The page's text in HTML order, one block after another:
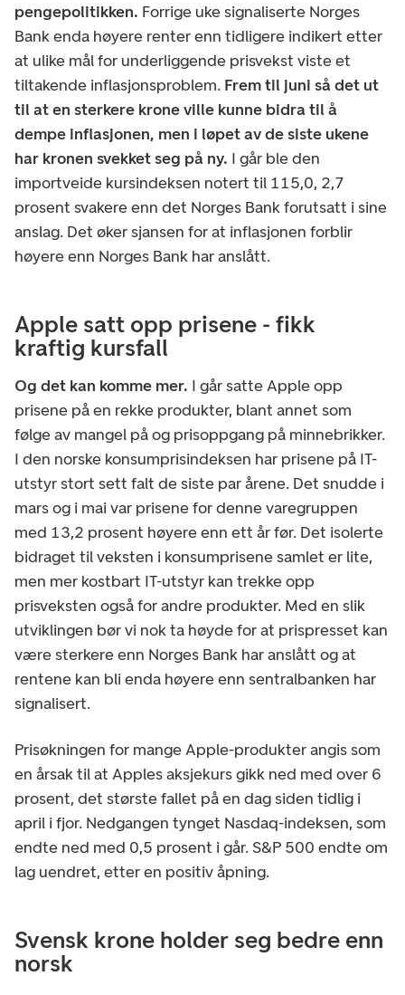
pengepolitikken. Forrige uke signaliserte Norges
Bank enda høyere renter enn tidligere indikert etter
at ulike mål for underliggende prisvekst viste et
tiltakende inflasjonsproblem. Frem til juni så det ut
til at en sterkere krone ville kunne bidra til å
dempe inflasjonen, men i løpet av de siste ukene
har kronen svekket seg på ny. I går ble den
importveide kursindeksen notert til 115,0, 2,7
prosent svakere enn det Norges Bank forutsatt i sine
anslag. Det øker sjansen for at inflasjonen forblir
høyere enn Norges Bank har anslått.
Apple satt opp prisene - fikk
kraftig kursfall
Og det kan komme mer. I går satte Apple opp
prisene på en rekke produkter, blant annet som
følge av mangel på og prisoppgang på minnebrikker.
I den norske konsumprisindeksen har prisene på IT-
utstyr stort sett falt de siste par årene. Det snudde i
mars og i mai var prisene for denne varegruppen
med 13,2 prosent høyere enn ett år før. Det isolerte
bidraget til veksten i konsumprisene samlet er lite,
men mer kostbart IT-utstyr kan trekke opp
prisveksten også for andre produkter. Med en slik
utviklingen bør vi nok ta høyde for at prispresset kan
være sterkere enn Norges Bank har anslått og at
rentene kan bli enda høyere enn sentralbanken har
signalisert.
Prisøkningen for mange Apple-produkter angis som
en årsak til at Apples aksjekurs gikk ned med over 6
prosent, det største fallet på en dag siden tidlig i
april i fjor. Nedgangen tynget Nasdaq-indeksen, som
endte ned med 0,5 prosent i går. S&P 500 endte om
lag uendret, etter en positiv åpning.
Svensk krone holder seg bedre enn
norsk